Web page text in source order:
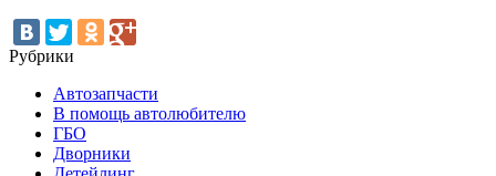
Рубрики
Автозапчасти
В помощь автолюбителю
ГБО
Дворники